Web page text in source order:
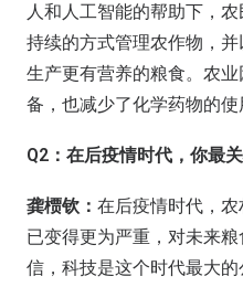
人和人工智能的帮助下，
持续的方式管理农作物，
生产更有营养的粮食。农
备，也减少了化学药物的使
Q2：在后疫情时代，你最
龚槚钦： 在后疫情时代，
已变得更为严重，对未来
信，科技是这个时代最大